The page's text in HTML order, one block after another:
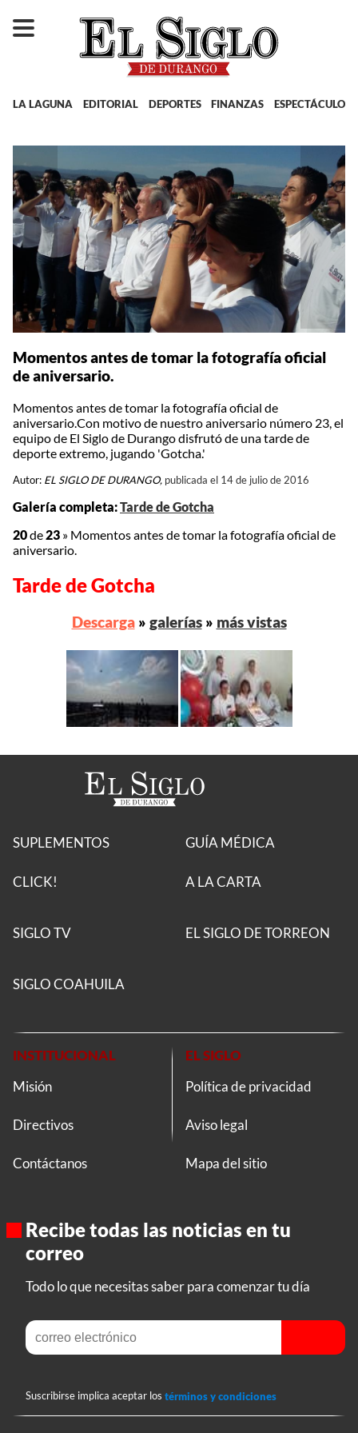
LA LAGUNA EDITORIAL DEPORTES FINANZAS ESPECTÁCULOS
Momentos antes de tomar la fotografía oficial
de aniversario.
Momentos antes de tomar la fotografía oficial de
aniversario.Con motivo de nuestro aniversario número 23, el
equipo de El Siglo de Durango disfrutó de una tarde de
deporte extremo, jugando 'Gotcha.'
Autor: EL SIGLO DE DURANGO, publicada el 14 de julio de 2016
Galería completa:Tarde de Gotcha
20de23 » Momentos antes de tomar la fotografía oficial de
aniversario.
Tarde de Gotcha
Descarga» galerías» más vistas
SUPLEMENTOS
CLICK!
GUÍA MÉDICA
A LA CARTA
SIGLO TV EL SIGLO DE TORREON
SIGLO COAHUILA
INSTITUCIONAL
Misión
Directivos
Contáctanos
EL SIGLO
Política de privacidad
Aviso legal
Mapa del sitio
Recibe todas las noticias en tu
correo
Todo lo que necesitas saber para comenzar tu día
Suscribirse implica aceptar los términos y condiciones